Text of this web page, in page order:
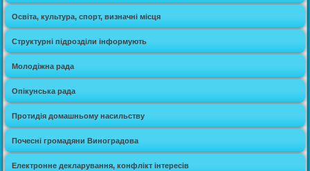
Освіта, культура, спорт, визначні місця
Структурні підрозділи інформують
Молодіжна рада
Опікунська рада
Протидія домашньому насильству
Почесні громадяни Виноградова
Електронне декларування, конфлікт інтересів